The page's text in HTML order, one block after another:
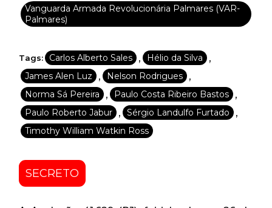
Vanguarda Armada Revolucionária Palmares (VAR-
Palmares)
Tags: Carlos Alberto Sales , Hélio da Silva ,
James Alen Luz , Nelson Rodrigues ,
Norma Sá Pereira , Paulo Costa Ribeiro Bastos ,
Paulo Roberto Jabur , Sérgio Landulfo Furtado ,
Timothy William Watkin Ross
SECRETO